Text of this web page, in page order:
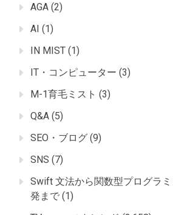
AGA (2)
AI (1)
IN MIST (1)
IT・コンピューター (3)
M-1育毛ミスト (3)
Q&A (5)
SEO・ブログ (9)
SNS (7)
Swift 文法から関数型プログラ
発まで (1)